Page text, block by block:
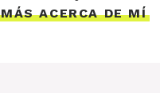
MÁS ACERCA DE MÍ